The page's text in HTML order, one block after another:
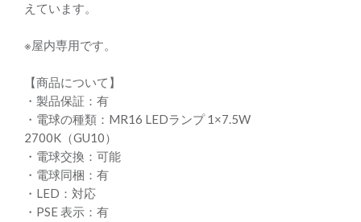
えています。
※屋内専用です。
【商品について】
・製品保証：有
・電球の種類：MR16 LEDランプ 1×7.5W
2700K（GU10）
・電球交換：可能
・電球同梱：有
・LED：対応
・PSE 表示：有